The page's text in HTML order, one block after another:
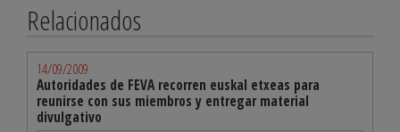
Relacionados
14/09/2009
Autoridades de FEVA recorren euskal etxeas para
reunirse con sus miembros y entregar material
divulgativo